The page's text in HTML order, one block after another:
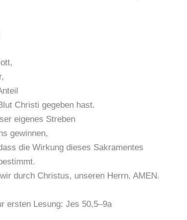
Christi gegeben hast.
eigenes Streben
gewinnen,
die Wirkung dieses Sakramentes
durch Christus, unseren Herrn. AMEN.
ersten Lesung: Jes 50,5–9a